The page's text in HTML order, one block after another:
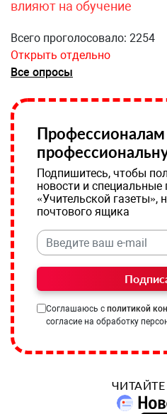
влияют на обучение
Всего проголосовало: 2254
Открыть отдельно
Все опросы
Подпишитесь, чтобы
новости и
«Учительской газеты»,
почтового ящика
Соглашаюсь с политикой
согласие на обработку
ЧИТАЙТЕ